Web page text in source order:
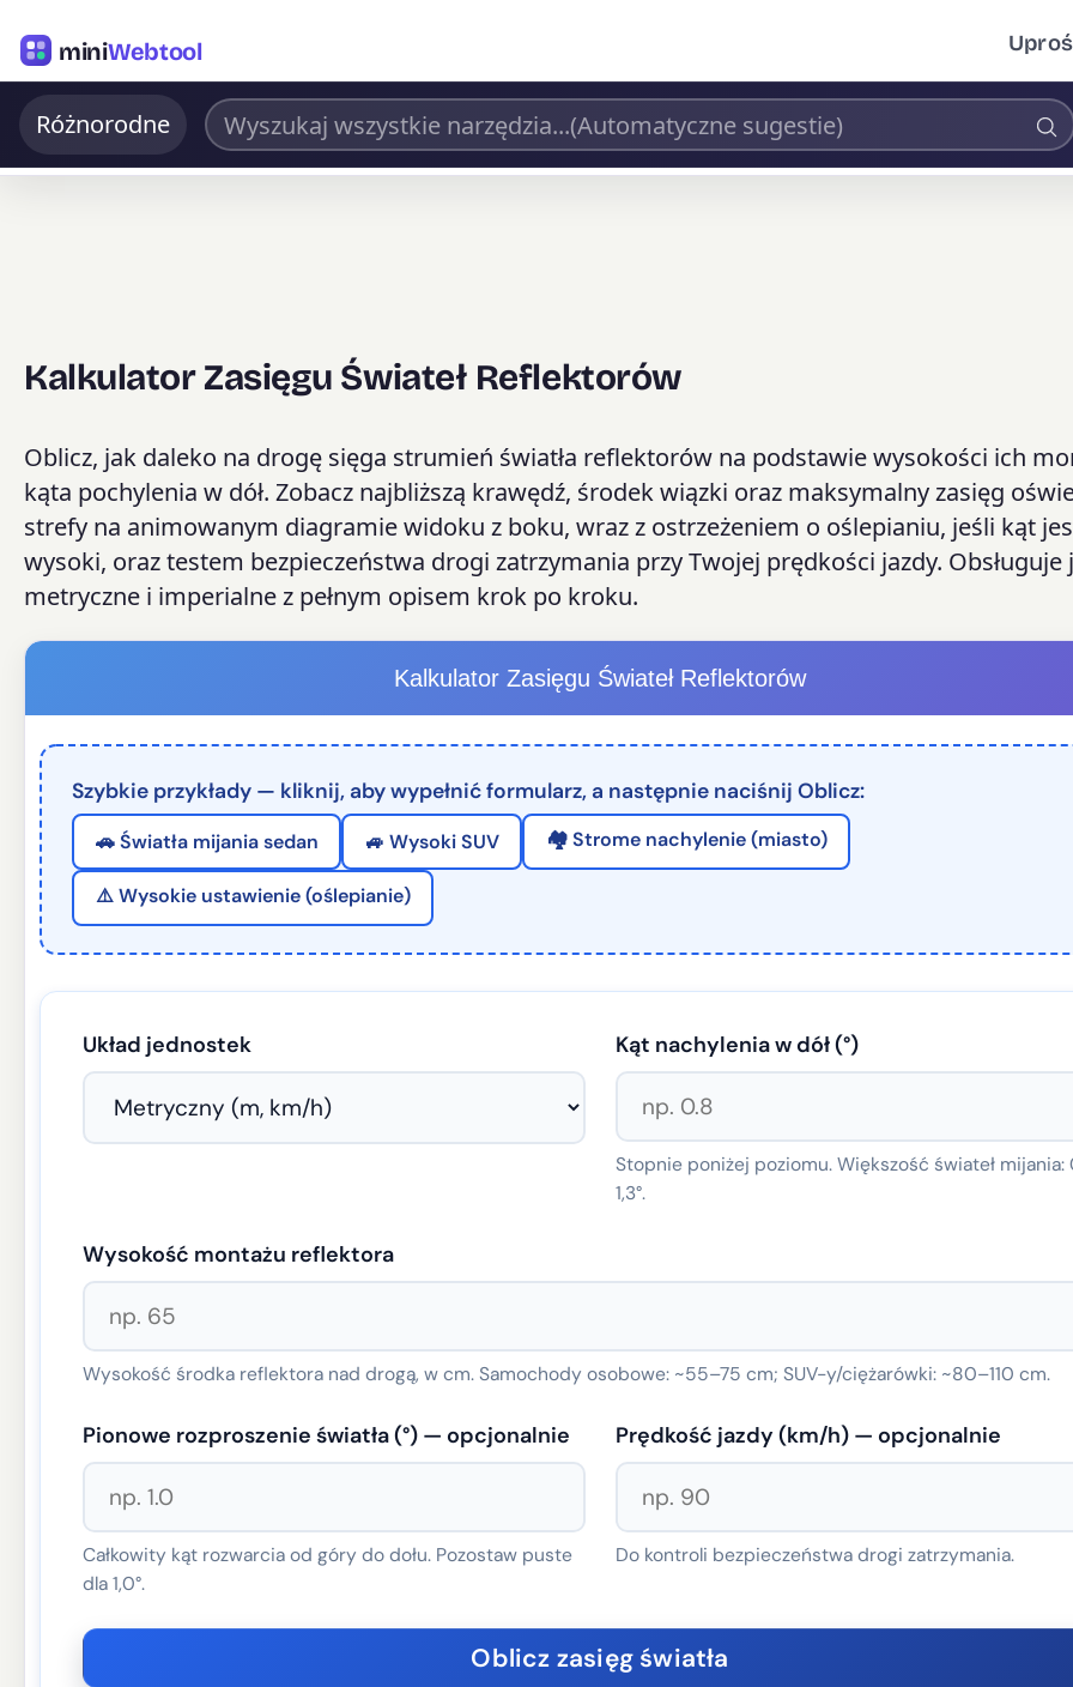
miniWebtool
Różnorodne
Kalkulator Zasięgu Świateł Reflektorów
Oblicz, jak daleko na drogę sięga strumień światła reflektorów na podstawie wysokości ich
kąta pochylenia w dół. Zobacz najbliższą krawędź, środek wiązki oraz maksymalny zasięg
strefy na animowanym diagramie widoku z boku, wraz z ostrzeżeniem o oślepianiu, jeśli kąt
wysoki, oraz testem bezpieczeństwa drogi zatrzymania przy Twojej prędkości jazdy. Obsługuje
metryczne i imperialne z pełnym opisem krok po kroku.
Kalkulator Zasięgu Świateł Reflektorów
Szybkie przykłady — kliknij, aby wypełnić formularz, a następnie naciśnij Oblicz:
🚗 Światła mijania sedan 🚙 Wysoki SUV 🏘️ Strome nachylenie (miasto)
⚠️ Wysokie ustawienie (oślepianie)
Układ jednostek Kąt nachylenia w dół (°)
Stopnie poniżej poziomu. Większość świateł mijania:
1,3°.
Wysokość montażu reflektora
Wysokość środka reflektora nad drogą, w cm. Samochody osobowe: ~55–75 cm; SUV-y/ciężarówki: ~80–110 cm.
Pionowe rozproszenie światła (°) — opcjonalnie
Całkowity kąt rozwarcia od góry do dołu. Pozostaw puste
dla 1,0°.
Prędkość jazdy (km/h) — opcjonalnie
Do kontroli bezpieczeństwa drogi zatrzymania.